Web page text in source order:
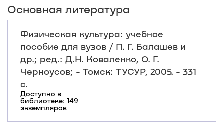
Основная литература
Физическая культура: учебное
пособие для вузов / П. Г. Балашев и
др.; ред.: Д.Н. Коваленко, О. Г.
Черноусов; - Томск: ТУСУР, 2005. - 331
с.
Доступно в
библиотеке: 149
экземпляров